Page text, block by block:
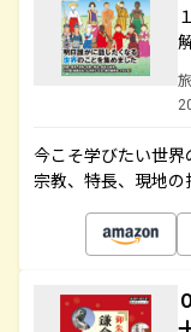
今こそ学びたい世界
宗教、特長、現地の